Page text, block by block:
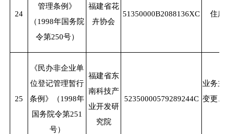
24
管理条例》
（1998年国务院
令第250号）
福建省花
卉协会
51350000B2088136XC 住所
25
《民办非企业单
位登记管理暂行
条例》（1998年
国务院令第251
号）
福建省东
南科技产
业开发研
究院
52350000579289244C
业务主
变更、